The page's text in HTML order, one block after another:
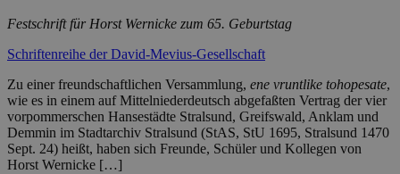
Festschrift für Horst Wernicke zum 65. Geburtstag
Schriftenreihe der David-Mevius-Gesellschaft
Zu einer freundschaftlichen Versammlung, ene vruntlike tohopesate,
wie es in einem auf Mittelniederdeutsch abgefaßten Vertrag der vier
vorpommerschen Hansestädte Stralsund, Greifswald, Anklam und
Demmin im Stadtarchiv Stralsund (StAS, StU 1695, Stralsund 1470
Sept. 24) heißt, haben sich Freunde, Schüler und Kollegen von
Horst Wernicke […]